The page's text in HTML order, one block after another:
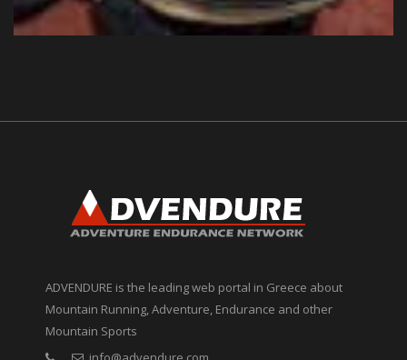
ADVENDURE is the leading web portal in Greece about
Mountain Running, Adventure, Endurance and other
Mountain Sports